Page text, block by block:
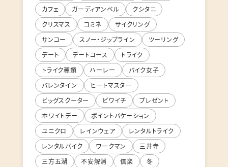
カフェ
ガーディアンベル
クシタニ
クリスマス
コミネ
サイクリング
サンコー
スノー・ジップライン
ツーリング
デート
デートコース
トライク
トライク種類
ハーレー
バイク女子
バレンタイン
ヒートマスター
ビッグスクーター
ビワイチ
プレゼント
ホワイトデー
ポイントバケーション
ユニクロ
レインウェア
レンタルトライク
レンタルバイク
ワークマン
三井寺
三方五湖
不安解消 信楽
冬